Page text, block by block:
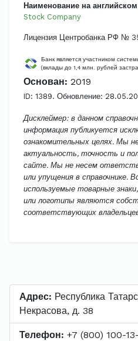
Наименование на
Stock Company
Лицензия Центробанка РФ №
Банк является участником
(вклады до 1,4 млн. рублей
Основан: 2019
ID: 1389. Обновление:
Дисклеймер: в данном
информация публикуется
ознакомительных целях. Мы
актуальность, точность и
сайте. Мы не несем
или упущения в справочнике.
используемые товарные
или логотипы являются
соответствующих
Адрес: Республика
Некрасова, д. 38
Телефон: +7 (800) 100-